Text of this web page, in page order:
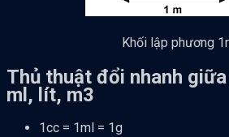
Khối lập phương
Thủ thuật đổi nhanh
ml, lít, m3
1cc = 1ml = 1g